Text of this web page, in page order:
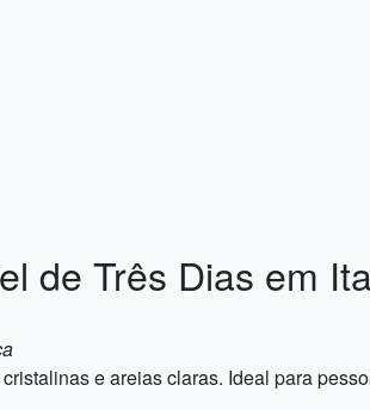
de Três Dias em
e areias claras. Ideal para